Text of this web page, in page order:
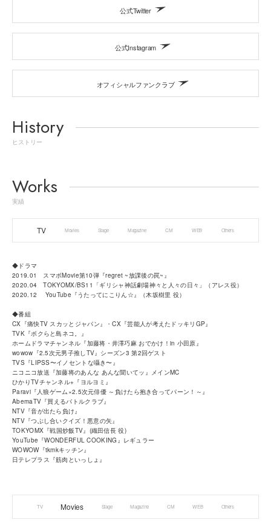
公式Twitter
公式Instagram
オフィシャルファンクラブ
History
ヒストリー
Works
実績
TV Movies Stage Magazine CM WEB Others
◆ドラマ
2019.01 スマボMovie第10弾『regret ~放課後の罠~』
2020.04 TOKYOMX/BS11「ギリシャ神話劇場神々と人々の日々」（アレス役）
2020.12 YouTube『うたってにこりん☆』（木坂樹里 役）
◆番組
CX『痛快TV スカッとジャパン』・CX『芸能人が考えたドッキリGP』
TVK『ボクらと島ネコ。』
ホームドラマチャンネル『加藤将・井澤巧麻 おでかけ！in 小田原』
wowow『2.5次元男子推しTV』シーズン3 第2回ゲスト
TVS『LIPSS〜イノセントな囁き〜』
ニコニコ放送『加藤将のあんな あんな聞いてッ』メインMC
ひかりTVチャンネル+『ヨルヨミ』
Paravi『人狼ゲーム×2.5次元俳優 ～負けたら抱き合ってパーン！～』
AbemaTV『買えるバトルクラブ』
NTV『音が出たら負け』
NTV『つぶし合いクイズ！悪意の矢』
TOKYOMX『戦国炒飯TV』(織田信長 役)
YouTube『WONDERFUL COOKING』レギュラー
WOWOW『tkmkキッチン』
日テレプラス『筋肉といっしょ』
TV Movies Stage Magazine CM WEB Others